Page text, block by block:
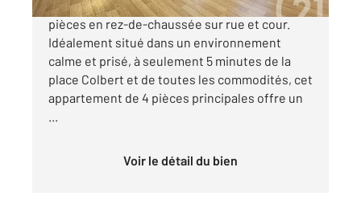
ROCHEFORT HYPERCENTRE, Appartement 4
pièces en rez-de-chaussée sur rue et cour.
Idéalement situé dans un environnement
calme et prisé, à seulement 5 minutes de la
place Colbert et de toutes les commodités, cet
appartement de 4 pièces principales offre un
...
Voir le détail du bien